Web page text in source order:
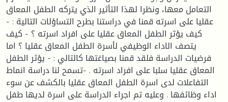
التعامل معها، ونظرا لهذا التأثير الذي يتركه الطفل المعاق
عقليا على اسرته قمنا في دراستنا بطرح التساؤلات التالية : -
كيف يؤثر الطفل المعاق عقليا على افراد اسرته ؟ - كيف
يتصف الاداء الوظيفي لأسرة الطفل المعاق عقليا ؟ اما
فرضيات الدراسة فلقد قمنا بصياغتها كالتالي : - يؤثر الطفل
المعاق عقليا سلبا على افراد اسرته . -تسمح لنا دراسة انماط
التفاعلات لدى اسرة الطفل المعاق عقليا بالكشف عن سوء
اداء وظائفها . وعليه تم اجراء الدراسة على اسرة لديها طفل